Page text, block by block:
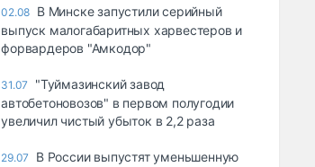
02.08 В Минске запустили серийный
выпуск малогабаритных харвестеров и
форвардеров "Амкодор"
31.07
"Туймазинский завод
автобетоновозов" в первом полугодии
увеличил чистый убыток в 2,2 раза
29.07
В России выпустят уменьшенную